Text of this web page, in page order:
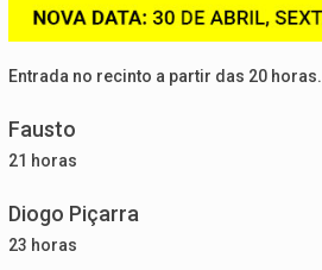
Entrada no recinto a partir das 20 horas.
Fausto
21 horas
Diogo Piçarra
23 horas